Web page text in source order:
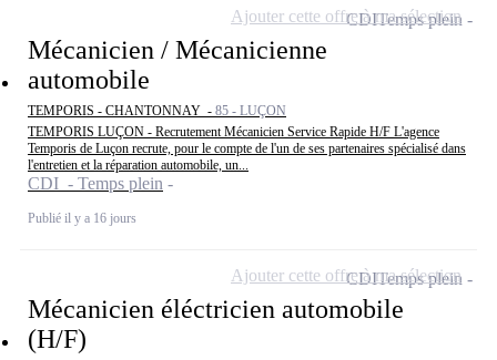
Mécanicien / Mécanicienne
automobile
TEMPORIS - CHANTONNAY - 85 - LUÇON
TEMPORIS LUÇON - Recrutement Mécanicien Service Rapide H/F L'agence
Temporis de Luçon recrute, pour le compte de l'un de ses partenaires spécialisé dans
l'entretien et la réparation automobile, un...
CDI - Temps plein
Publié il y a 16 jours
CDITemps plein
Ajouter cette offre à ma sélection
Mécanicien éléctricien automobile
(H/F)
CDITemps plein
Ajouter cette offre à ma sélection